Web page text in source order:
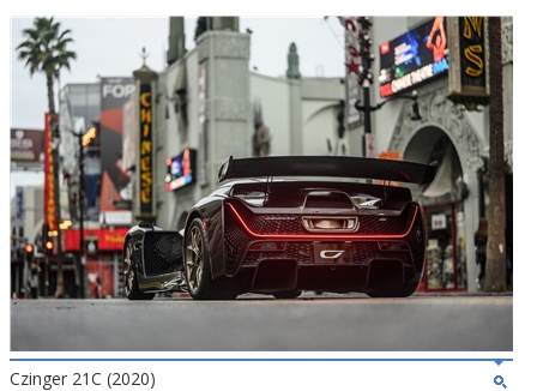
Czinger 21C (2020)